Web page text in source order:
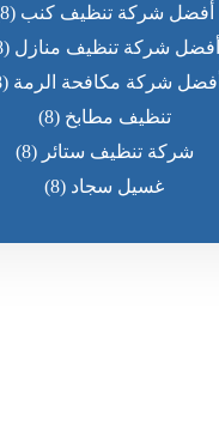
أفضل شركة تنظيف كنب (8)
أفضل شركة تنظيف منازل (8)
أفضل شركة مكافحة الرمة (8)
تنظيف مطابخ (8)
شركة تنظيف ستائر (8)
غسيل سجاد (8)